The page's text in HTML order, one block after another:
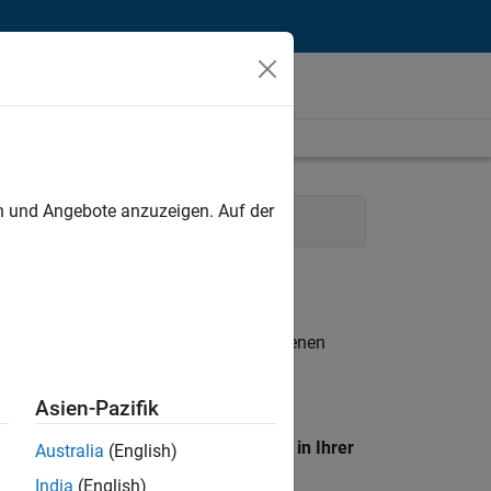
Resources Legal
. Wenn Sie noch immer keine offenen
unseres
Standort, um alle Stellenangebote in Ihrer
Angebote anzuzeigen. Auf der
Asien-Pazifik
Australia (English)
India (English)